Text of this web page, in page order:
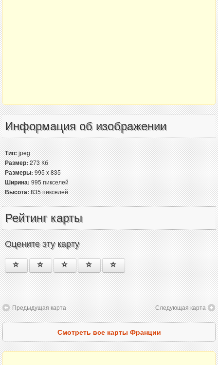
Информация об изображении
Тип:jpeg
Размер:273 Кб
Размеры:995 x 835
Ширина:995 пикселей
Высота:835 пикселей
Рейтинг карты
Оцените эту карту
Предыдущая карта Следующая карта
Смотреть все карты Франции